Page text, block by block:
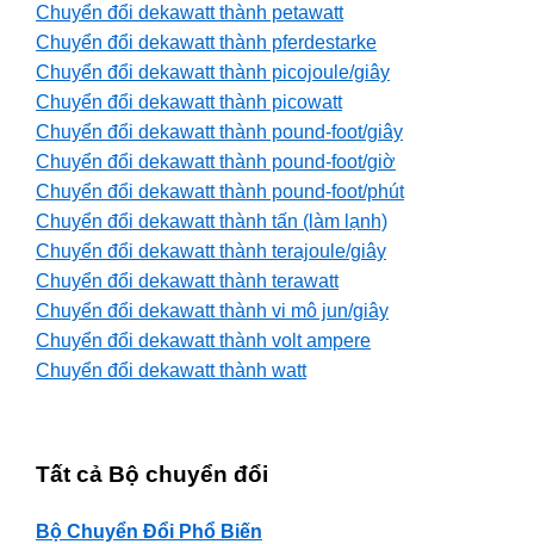
Chuyển đổi dekawatt thành petawatt
Chuyển đổi dekawatt thành pferdestarke
Chuyển đổi dekawatt thành picojoule/giây
Chuyển đổi dekawatt thành picowatt
Chuyển đổi dekawatt thành pound-foot/giây
Chuyển đổi dekawatt thành pound-foot/giờ
Chuyển đổi dekawatt thành pound-foot/phút
Chuyển đổi dekawatt thành tấn (làm lạnh)
Chuyển đổi dekawatt thành terajoule/giây
Chuyển đổi dekawatt thành terawatt
Chuyển đổi dekawatt thành vi mô jun/giây
Chuyển đổi dekawatt thành volt ampere
Chuyển đổi dekawatt thành watt
Tất cả Bộ chuyển đổi
Bộ Chuyển Đổi Phổ Biến